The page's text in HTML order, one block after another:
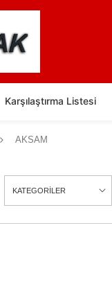
Karşılaştırma Listesi
AKSAM
KATEGORİLER